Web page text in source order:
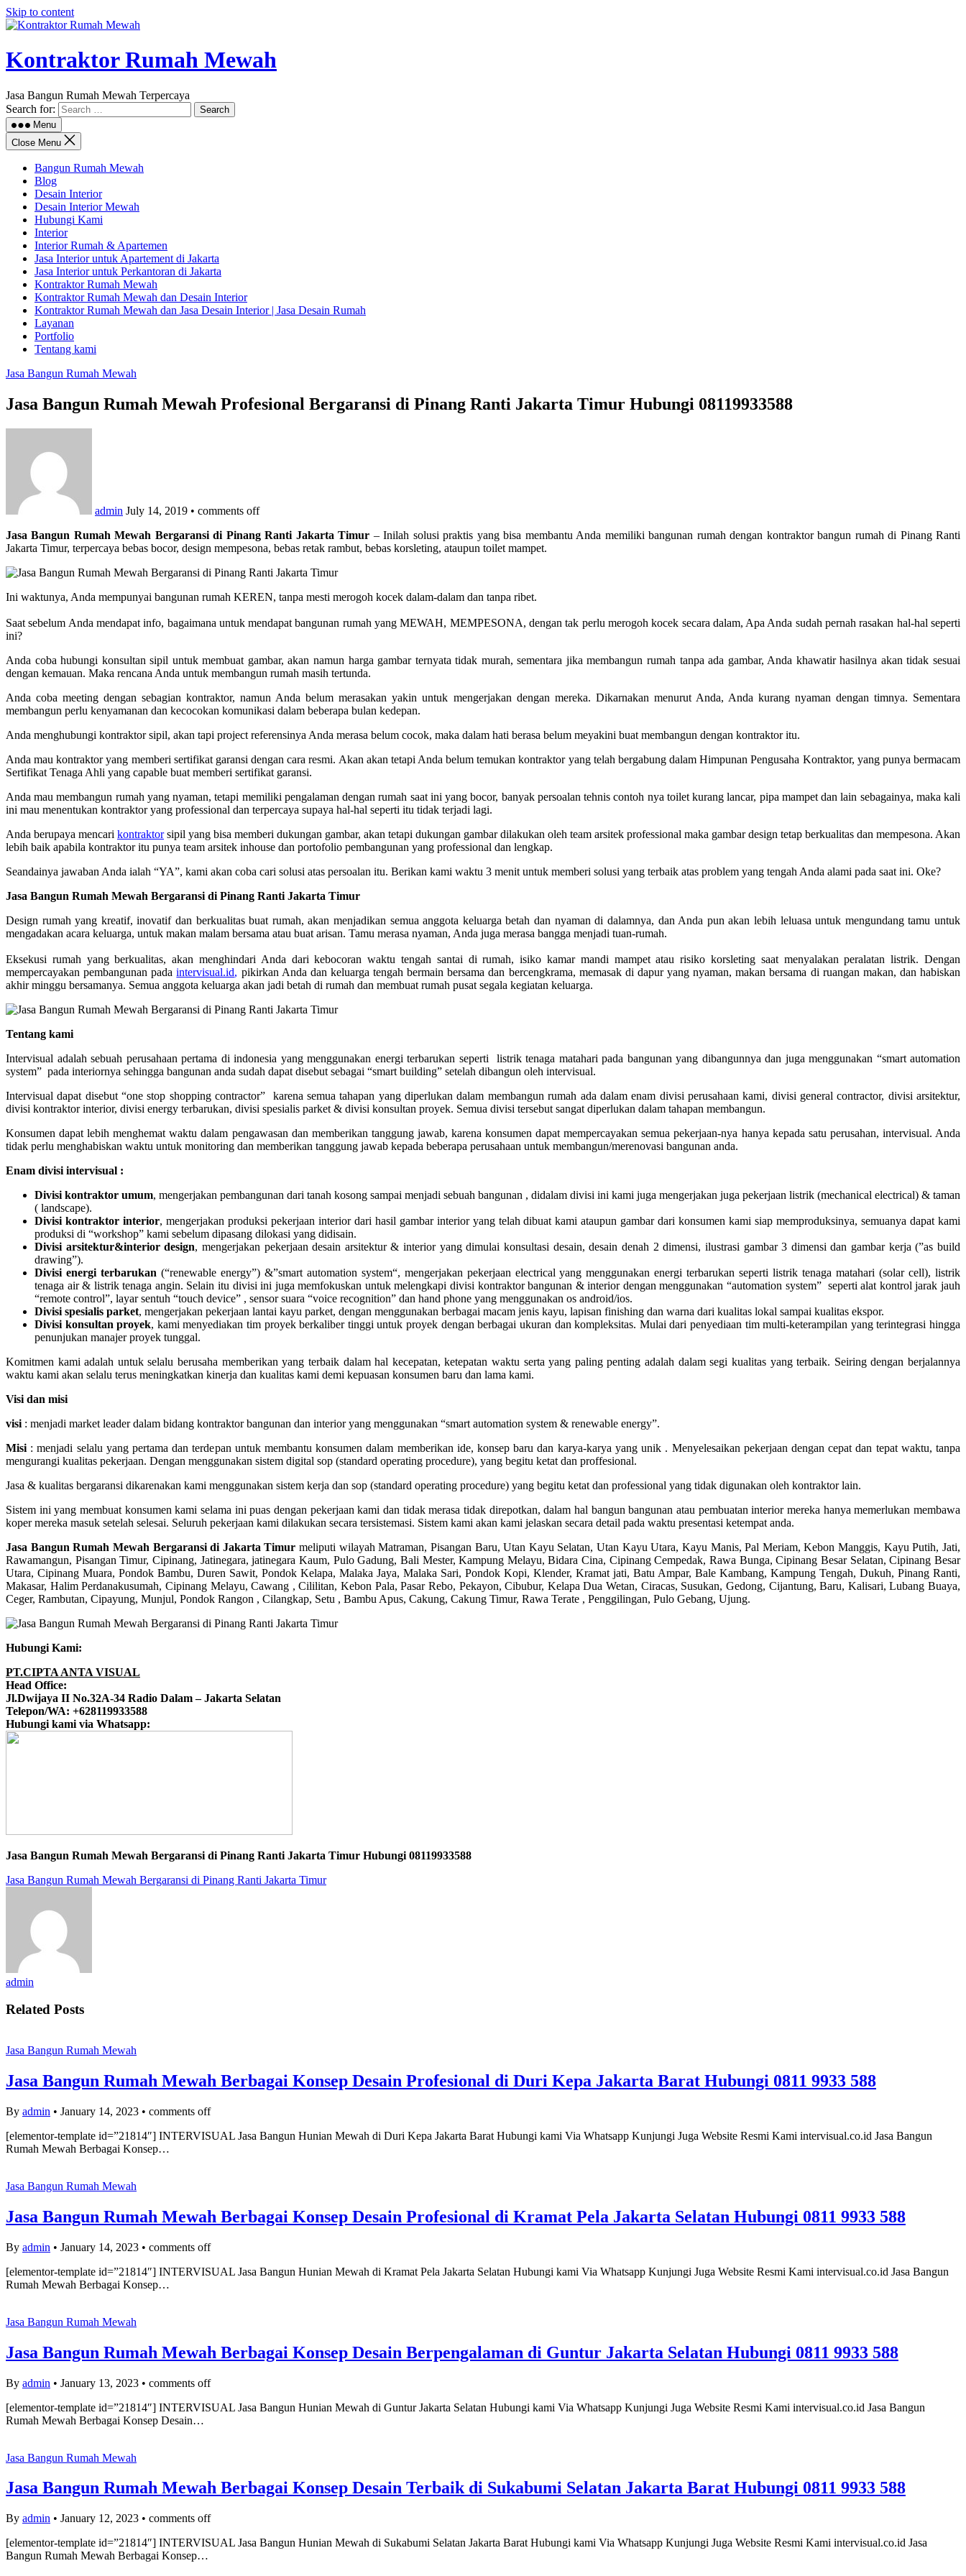
Skip to content
Kontraktor Rumah Mewah
Jasa Bangun Rumah Mewah Terpercaya
Search for:
Menu
Close Menu
Bangun Rumah Mewah
Blog
Desain Interior
Desain Interior Mewah
Hubungi Kami
Interior
Interior Rumah & Apartemen
Jasa Interior untuk Apartement di Jakarta
Jasa Interior untuk Perkantoran di Jakarta
Kontraktor Rumah Mewah
Kontraktor Rumah Mewah dan Desain Interior
Kontraktor Rumah Mewah dan Jasa Desain Interior | Jasa Desain Rumah
Layanan
Portfolio
Tentang kami
Jasa Bangun Rumah Mewah
Jasa Bangun Rumah Mewah Profesional Bergaransi di Pinang Ranti Jakarta Timur Hubungi 08119933588
admin July 14, 2019 • comments off
Jasa Bangun Rumah Mewah Bergaransi di Pinang Ranti Jakarta Timur – Inilah solusi praktis yang bisa membantu Anda memiliki bangunan rumah dengan kontraktor bangun rumah di Pinang Ranti
Jakarta Timur, terpercaya bebas bocor, design mempesona, bebas retak rambut, bebas korsleting, ataupun toilet mampet.
Ini waktunya, Anda mempunyai bangunan rumah KEREN, tanpa mesti merogoh kocek dalam-dalam dan tanpa ribet.
Saat sebelum Anda mendapat info, bagaimana untuk mendapat bangunan rumah yang MEWAH, MEMPESONA, dengan tak perlu merogoh kocek secara dalam, Apa Anda sudah pernah rasakan hal-hal seperti
ini?
Anda coba hubungi konsultan sipil untuk membuat gambar, akan namun harga gambar ternyata tidak murah, sementara jika membangun rumah tanpa ada gambar, Anda khawatir hasilnya akan tidak sesuai
dengan kemauan. Maka rencana Anda untuk membangun rumah masih tertunda.
Anda coba meeting dengan sebagian kontraktor, namun Anda belum merasakan yakin untuk mengerjakan dengan mereka. Dikarnakan menurut Anda, Anda kurang nyaman dengan timnya. Sementara
membangun perlu kenyamanan dan kecocokan komunikasi dalam beberapa bulan kedepan.
Anda menghubungi kontraktor sipil, akan tapi project referensinya Anda merasa belum cocok, maka dalam hati berasa belum meyakini buat membangun dengan kontraktor itu.
Anda mau kontraktor yang memberi sertifikat garansi dengan cara resmi. Akan akan tetapi Anda belum temukan kontraktor yang telah bergabung dalam Himpunan Pengusaha Kontraktor, yang punya bermacam
Sertifikat Tenaga Ahli yang capable buat memberi sertifikat garansi.
Anda mau membangun rumah yang nyaman, tetapi memiliki pengalaman dengan rumah saat ini yang bocor, banyak persoalan tehnis contoh nya toilet kurang lancar, pipa mampet dan lain sebagainya, maka kali
ini mau menentukan kontraktor yang professional dan terpercaya supaya hal-hal seperti itu tidak terjadi lagi.
Anda berupaya mencari kontraktorsipil yang bisa memberi dukungan gambar, akan tetapi dukungan gambar dilakukan oleh team arsitek professional maka gambar design tetap berkualitas dan mempesona. Akan
lebih baik apabila kontraktor itu punya team arsitek inhouse dan portofolio pembangunan yang professional dan lengkap.
Seandainya jawaban Anda ialah “YA”, kami akan coba cari solusi atas persoalan itu. Berikan kami waktu 3 menit untuk memberi solusi yang terbaik atas problem yang tengah Anda alami pada saat ini. Oke?
Jasa Bangun Rumah Mewah Bergaransi di Pinang Ranti Jakarta Timur
Design rumah yang kreatif, inovatif dan berkualitas buat rumah, akan menjadikan semua anggota keluarga betah dan nyaman di dalamnya, dan Anda pun akan lebih leluasa untuk mengundang tamu untuk
mengadakan acara keluarga, untuk makan malam bersama atau buat arisan. Tamu merasa nyaman, Anda juga merasa bangga menjadi tuan-rumah.
Eksekusi rumah yang berkualitas, akan menghindari Anda dari kebocoran waktu tengah santai di rumah, isiko kamar mandi mampet atau risiko korsleting saat menyalakan peralatan listrik. Dengan
mempercayakan pembangunan padaintervisual.id, pikirkan Anda dan keluarga tengah bermain bersama dan bercengkrama, memasak di dapur yang nyaman, makan bersama di ruangan makan, dan habiskan
akhir minggu bersamanya. Semua anggota keluarga akan jadi betah di rumah dan membuat rumah pusat segala kegiatan keluarga.
Tentang kami
Intervisual adalah sebuah perusahaan pertama di indonesia yang menggunakan energi terbarukan seperti listrik tenaga matahari pada bangunan yang dibangunnya dan juga menggunakan “smart automation
system” pada interiornya sehingga bangunan anda sudah dapat disebut sebagai “smart building” setelah dibangun oleh intervisual.
Intervisual dapat disebut “one stop shopping contractor” karena semua tahapan yang diperlukan dalam membangun rumah ada dalam enam divisi perusahaan kami, divisi general contractor, divisi arsitektur,
divisi kontraktor interior, divisi energy terbarukan, divisi spesialis parket & divisi konsultan proyek. Semua divisi tersebut sangat diperlukan dalam tahapan membangun.
Konsumen dapat lebih menghemat waktu dalam pengawasan dan memberikan tanggung jawab, karena konsumen dapat mempercayakan semua pekerjaan-nya hanya kepada satu perusahan, intervisual. Anda
tidak perlu menghabiskan waktu untuk monitoring dan memberikan tanggung jawab kepada beberapa perusahaan untuk membangun/merenovasi bangunan anda.
Enam divisi intervisual :
Divisi kontraktor umum, mengerjakan pembangunan dari tanah kosong sampai menjadi sebuah bangunan , didalam divisi ini kami juga mengerjakan juga pekerjaan listrik (mechanical electrical) & taman
( landscape).
Divisi kontraktor interior, mengerjakan produksi pekerjaan interior dari hasil gambar interior yang telah dibuat kami ataupun gambar dari konsumen kami siap memproduksinya, semuanya dapat kami
produksi di “workshop” kami sebelum dipasang dilokasi yang didisain.
Divisi arsitektur&interior design, mengerjakan pekerjaan desain arsitektur & interior yang dimulai konsultasi desain, desain denah 2 dimensi, ilustrasi gambar 3 dimensi dan gambar kerja (”as build
drawing”).
Divisi energi terbarukan (“renewable energy”) &”smart automation system“, mengerjakan pekerjaan electrical yang menggunakan energi terbarukan seperti listrik tenaga matahari (solar cell), listrik
tenaga air & listrik tenaga angin. Selain itu divisi ini juga memfokuskan untuk melengkapi divisi kontraktor bangunan & interior dengan menggunakan “automation system” seperti alat kontrol jarak jauh
“remote control”, layar sentuh “touch device” , sensor suara “voice recognition” dan hand phone yang menggunakan os android/ios.
Divisi spesialis parket, mengerjakan pekerjaan lantai kayu parket, dengan menggunakan berbagai macam jenis kayu, lapisan finishing dan warna dari kualitas lokal sampai kualitas ekspor.
Divisi konsultan proyek, kami menyediakan tim proyek berkaliber tinggi untuk proyek dengan berbagai ukuran dan kompleksitas. Mulai dari penyediaan tim multi-keterampilan yang terintegrasi hingga
penunjukan manajer proyek tunggal.
Komitmen kami adalah untuk selalu berusaha memberikan yang terbaik dalam hal kecepatan, ketepatan waktu serta yang paling penting adalah dalam segi kualitas yang terbaik. Seiring dengan berjalannya
waktu kami akan selalu terus meningkatkan kinerja dan kualitas kami demi kepuasan konsumen baru dan lama kami.
Visi dan misi
visi : menjadi market leader dalam bidang kontraktor bangunan dan interior yang menggunakan “smart automation system & renewable energy”.
Misi : menjadi selalu yang pertama dan terdepan untuk membantu konsumen dalam memberikan ide, konsep baru dan karya-karya yang unik . Menyelesaikan pekerjaan dengan cepat dan tepat waktu, tanpa
mengurangi kualitas pekerjaan. Dengan menggunakan sistem digital sop (standard operating procedure), yang begitu ketat dan proffesional.
Jasa & kualitas bergaransi dikarenakan kami menggunakan sistem kerja dan sop (standard operating procedure) yang begitu ketat dan professional yang tidak digunakan oleh kontraktor lain.
Sistem ini yang membuat konsumen kami selama ini puas dengan pekerjaan kami dan tidak merasa tidak direpotkan, dalam hal bangun bangunan atau pembuatan interior mereka hanya memerlukan membawa
koper mereka masuk setelah selesai. Seluruh pekerjaan kami dilakukan secara tersistemasi. Sistem kami akan kami jelaskan secara detail pada waktu presentasi ketempat anda.
Jasa Bangun Rumah Mewah Bergaransi di Jakarta Timur meliputi wilayah Matraman, Pisangan Baru, Utan Kayu Selatan, Utan Kayu Utara, Kayu Manis, Pal Meriam, Kebon Manggis, Kayu Putih, Jati,
Rawamangun, Pisangan Timur, Cipinang, Jatinegara, jatinegara Kaum, Pulo Gadung, Bali Mester, Kampung Melayu, Bidara Cina, Cipinang Cempedak, Rawa Bunga, Cipinang Besar Selatan, Cipinang Besar
Utara, Cipinang Muara, Pondok Bambu, Duren Sawit, Pondok Kelapa, Malaka Jaya, Malaka Sari, Pondok Kopi, Klender, Kramat jati, Batu Ampar, Bale Kambang, Kampung Tengah, Dukuh, Pinang Ranti,
Makasar, Halim Perdanakusumah, Cipinang Melayu, Cawang , Cililitan, Kebon Pala, Pasar Rebo, Pekayon, Cibubur, Kelapa Dua Wetan, Ciracas, Susukan, Gedong, Cijantung, Baru, Kalisari, Lubang Buaya,
Ceger, Rambutan, Cipayung, Munjul, Pondok Rangon , Cilangkap, Setu , Bambu Apus, Cakung, Cakung Timur, Rawa Terate , Penggilingan, Pulo Gebang, Ujung.
Hubungi Kami:
PT.CIPTA ANTA VISUAL
Head Office:
Jl.Dwijaya II No.32A-34 Radio Dalam – Jakarta Selatan
Telepon/WA: +628119933588
Hubungi kami via Whatsapp:
Jasa Bangun Rumah Mewah Bergaransi di Pinang Ranti Jakarta Timur Hubungi 08119933588
Jasa Bangun Rumah Mewah Bergaransi di Pinang Ranti Jakarta Timur
admin
Related Posts
Jasa Bangun Rumah Mewah
Jasa Bangun Rumah Mewah Berbagai Konsep Desain Profesional di Duri Kepa Jakarta Barat Hubungi 0811 9933 588
By admin • January 14, 2023 • comments off
[elementor-template id=”21814″] INTERVISUAL Jasa Bangun Hunian Mewah di Duri Kepa Jakarta Barat Hubungi kami Via Whatsapp Kunjungi Juga Website Resmi Kami intervisual.co.id Jasa Bangun
Rumah Mewah Berbagai Konsep…
Jasa Bangun Rumah Mewah
Jasa Bangun Rumah Mewah Berbagai Konsep Desain Profesional di Kramat Pela Jakarta Selatan Hubungi 0811 9933 588
By admin • January 14, 2023 • comments off
[elementor-template id=”21814″] INTERVISUAL Jasa Bangun Hunian Mewah di Kramat Pela Jakarta Selatan Hubungi kami Via Whatsapp Kunjungi Juga Website Resmi Kami intervisual.co.id Jasa Bangun
Rumah Mewah Berbagai Konsep…
Jasa Bangun Rumah Mewah
Jasa Bangun Rumah Mewah Berbagai Konsep Desain Berpengalaman di Guntur Jakarta Selatan Hubungi 0811 9933 588
By admin • January 13, 2023 • comments off
[elementor-template id=”21814″] INTERVISUAL Jasa Bangun Hunian Mewah di Guntur Jakarta Selatan Hubungi kami Via Whatsapp Kunjungi Juga Website Resmi Kami intervisual.co.id Jasa Bangun
Rumah Mewah Berbagai Konsep Desain…
Jasa Bangun Rumah Mewah
Jasa Bangun Rumah Mewah Berbagai Konsep Desain Terbaik di Sukabumi Selatan Jakarta Barat Hubungi 0811 9933 588
By admin • January 12, 2023 • comments off
[elementor-template id=”21814″] INTERVISUAL Jasa Bangun Hunian Mewah di Sukabumi Selatan Jakarta Barat Hubungi kami Via Whatsapp Kunjungi Juga Website Resmi Kami intervisual.co.id Jasa
Bangun Rumah Mewah Berbagai Konsep…